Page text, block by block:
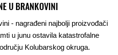
U BRANKOVINI
- nagrađeni najbolji proizvođači
u junu ostavila katastrofalne
Kolubarskog okruga.